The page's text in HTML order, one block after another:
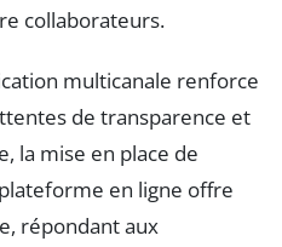
collaborateurs.
multicanale renforce
de transparence et
la mise en place de
en ligne offre
répondant aux